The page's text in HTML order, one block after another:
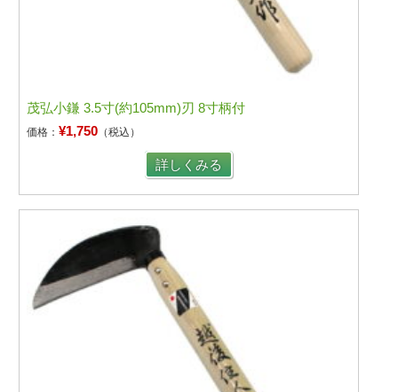
茂弘小鎌 3.5寸(約105mm)刃 8寸柄付
価格：¥1,750 （税込）
詳しくみる